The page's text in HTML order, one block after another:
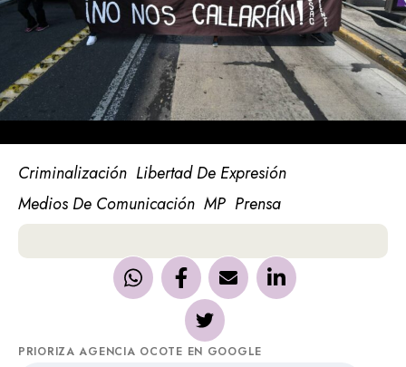
Criminalización Libertad De Expresión
Medios De Comunicación MP Prensa
PRIORIZA AGENCIA OCOTE EN GOOGLE